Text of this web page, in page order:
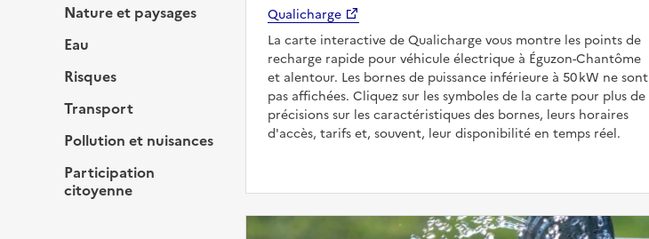
Nature et paysages
Eau
Risques
Transport
Pollution et nuisances
Participation
citoyenne
Qualicharge
La carte interactive de Qualicharge vous montre les points de
recharge rapide pour véhicule électrique à Éguzon-Chantôme
et alentour. Les bornes de puissance inférieure à 50 kW ne sont
pas affichées. Cliquez sur les symboles de la carte pour plus de
précisions sur les caractéristiques des bornes, leurs horaires
d'accès, tarifs et, souvent, leur disponibilité en temps réel.